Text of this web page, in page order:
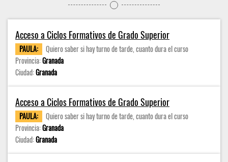
Acceso a Ciclos Formativos de Grado Superior
PAULA:
Quiero saber si hay turno de tarde, cuanto dura el curso
Provincia:Granada
Ciudad:Granada
Acceso a Ciclos Formativos de Grado Superior
PAULA:
Quiero saber si hay turno de tarde, cuanto dura el curso
Provincia:Granada
Ciudad:Granada